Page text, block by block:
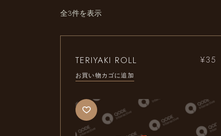
全3件を表示
TERIYAKI ROLL ¥35
お買い物カゴに追加